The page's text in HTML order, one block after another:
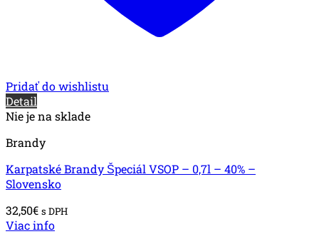
Pridať do wishlistu
Detail
Nie je na sklade
Brandy
Karpatské Brandy Špeciál VSOP – 0,7l – 40% –
Slovensko
32,50€ s DPH
Viac info